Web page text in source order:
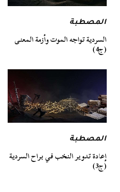
المصطبة
السردية تواجه الموت وأزمة المعنى
(ج4)
المصطبة
إعادة تدوير النخب في براح السردية
(ج3)